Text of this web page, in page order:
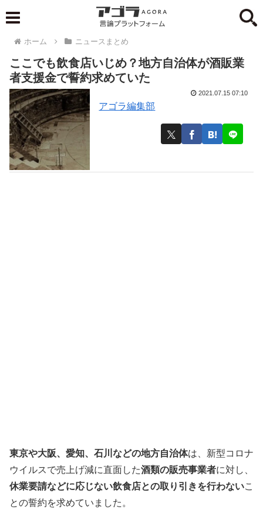
ホーム ニュースまとめ
ここでも飲食店いじめ？地方自治体が酒販業
者支援金で誓約求めていた
アゴラ編集部
2021.07.15 07:10
東京や大阪、愛知、石川などの地方自治体は、新型コロナ
ウイルスで売上げ減に直面した酒類の販売事業者に対し、
休業要請などに応じない飲食店との取り引きを行わないこ
との誓約を求めていました。